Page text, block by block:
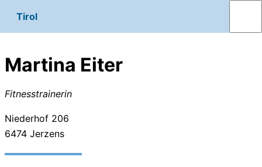
Tirol
Martina Eiter
Fitnesstrainerin
Niederhof 206
6474 Jerzens